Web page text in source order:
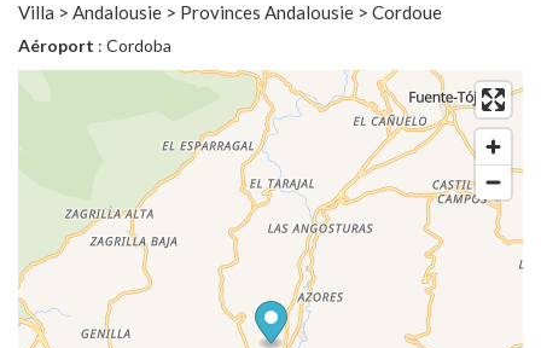
Villa > Andalousie > Provinces Andalousie > Cordoue
Aéroport : Cordoba